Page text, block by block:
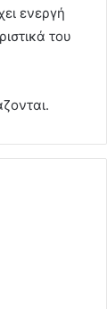
ενεργή
του